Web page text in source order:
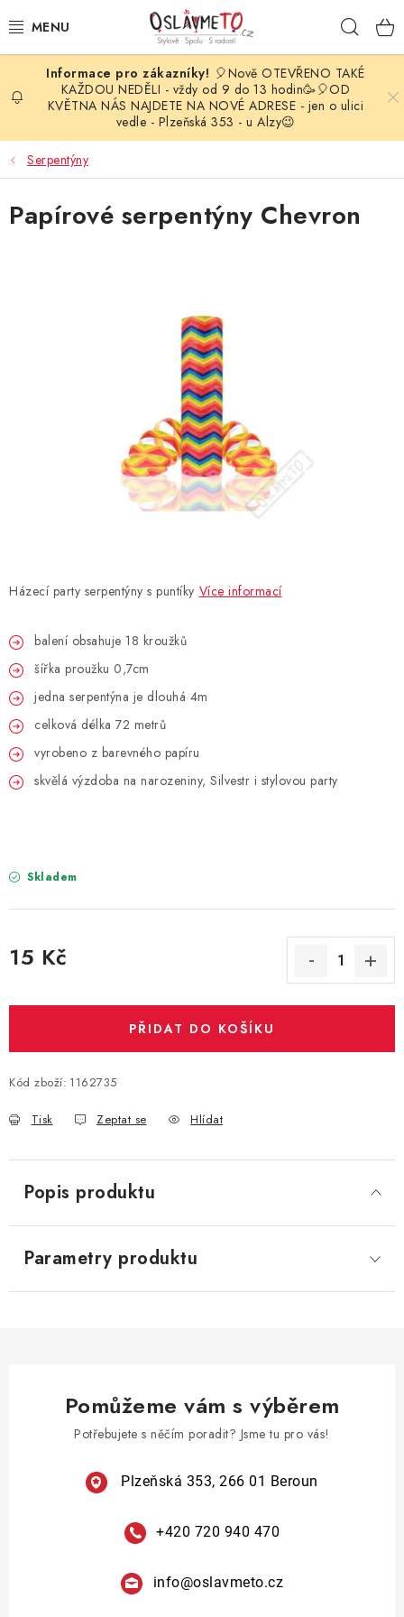
na
OSLAVA NAROZENIN
STYLOVÁ PARTY
DEKORACE A VÝZDOBA
BALÓNKY
BARVY NA OBLIČEJ A VLASY
BLAHOPŘÁNÍ
DÁRKOVÉ TAŠKY A SÁČKY
HELIUM NA BALÓNKY
LAMPIONY
ROZLUČKA SE SVOBODOU
STUHY A MAŠLE
ORGANZY, STOLOVÉ ŠERPY
🎈Nově OTEVŘENO TAKÉ
KAŽDOU NEDĚLI - vždy od 9 do 13 hodin🥳🎈OD
KVĚTNA NÁS NAJDETE NA NOVÉ ADRESE - jen o ulici
vedle - Plzeňská 353 - u Alzy😉
Serpentýny
Házecí party serpentýny s puntíky Více informací
balení obsahuje 18 kroužků
šířka proužku 0,7cm
jedna serpentýna je dlouhá 4m
celková délka 72 metrů
vyrobeno z barevného papíru
skvělá výzdoba na narozeniny, Silvestr i stylovou party
Skladem
15 Kč
PŘIDAT DO KOŠÍKU
Kód zboží: 1162735
Tisk Zeptat se Hlídat
Papírové serpentýny Chevron
Popis produktu
Parametry produktu
Pomůžeme vám s výběrem
Potřebujete s něčím poradit? Jsme tu pro vás!
Plzeňská 353, 266 01 Beroun
+420 720 940 470
info@oslavmeto.cz